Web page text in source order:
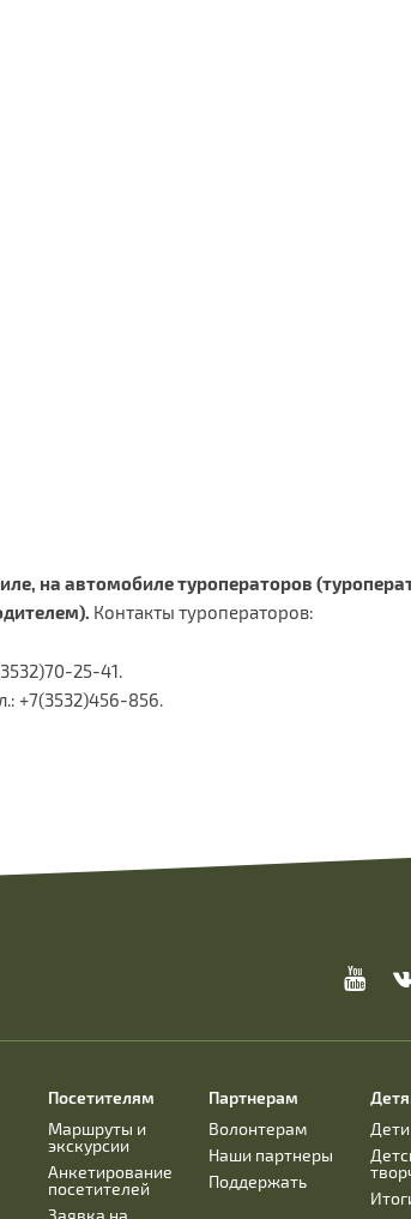
на автомобиле туроператоров
Контакты туроператоров:
25-41.
+7(3532)456-856.
Посетителям
Маршруты и
экскурсии
Анкетирование
посетителей
Заявка на
Партнерам
Волонтерам
Наши партнеры
Поддержать